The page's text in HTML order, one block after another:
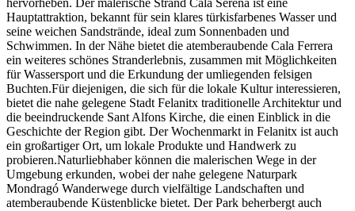
Hauptattraktion, bekannt für sein klares türkisfarbenes Wasser und
seine weichen Sandstrände, ideal zum Sonnenbaden und
Schwimmen. In der Nähe bietet die atemberaubende Cala Ferrera
ein weiteres schönes Stranderlebnis, zusammen mit Möglichkeiten
für Wassersport und die Erkundung der umliegenden felsigen
Buchten.Für diejenigen, die sich für die lokale Kultur interessieren,
bietet die nahe gelegene Stadt Felanitx traditionelle Architektur und
die beeindruckende Sant Alfons Kirche, die einen Einblick in die
Geschichte der Region gibt. Der Wochenmarkt in Felanitx ist auch
ein großartiger Ort, um lokale Produkte und Handwerk zu
probieren.Naturliebhaber können die malerischen Wege in der
Umgebung erkunden, wobei der nahe gelegene Naturpark
Mondragó Wanderwege durch vielfältige Landschaften und
atemberaubende Küstenblicke bietet. Der Park beherbergt auch